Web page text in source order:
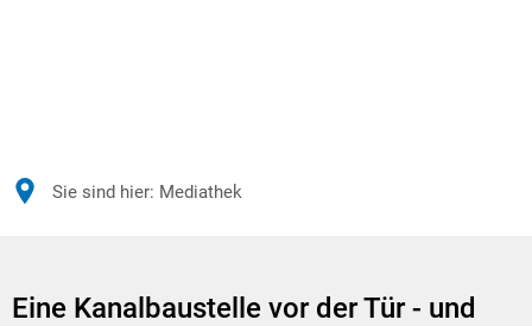
Sie sind hier: Mediathek
Eine Kanalbaustelle vor der Tür - und